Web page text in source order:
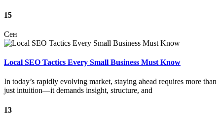
15
Сен
Local SEO Tactics Every Small Business Must Know
In today’s rapidly evolving market, staying ahead requires more than
just intuition—it demands insight, structure, and
13